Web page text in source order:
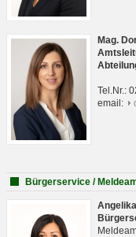
Mag.
Tel.Nr.:
email:
Bürgerservice /